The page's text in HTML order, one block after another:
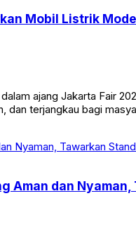
Mobil Listrik
ajang Jakarta Fair
terjangkau bagi
Aman dan